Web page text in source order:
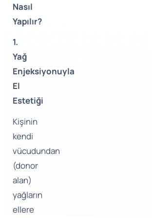
Nasıl
Yapılır?
1.
Yağ
Enjeksiyonuyla
El
Estetiği
Kişinin
kendi
vücudundan
(donor
alan)
yağların
ellere